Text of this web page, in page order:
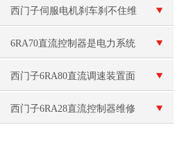
了系统
西门子伺服电机刹车刹不住维
修（刹车线圈烧毁维修）
6RA70直流控制器是电力系统
中重要的设备
西门子6RA80直流调速装置面
板无显示维修
西门子6RA28直流控制器维修